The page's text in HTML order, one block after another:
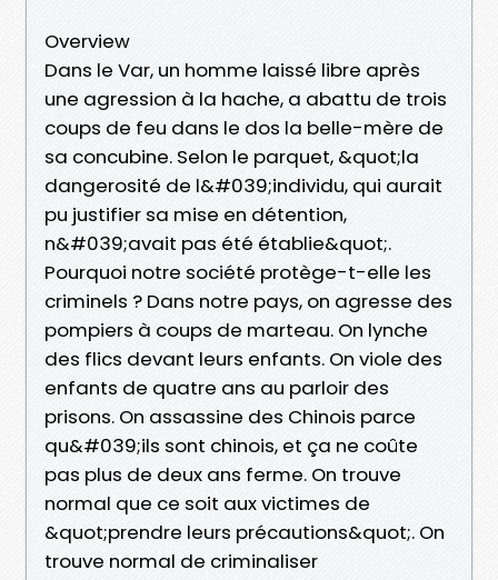
Overview
Dans le Var, un homme laissé libre après
une agression à la hache, a abattu de trois
coups de feu dans le dos la belle-mère de
sa concubine. Selon le parquet, &quot;la
dangerosité de l&#039;individu, qui aurait
pu justifier sa mise en détention,
n&#039;avait pas été établie&quot;.
Pourquoi notre société protège-t-elle les
criminels ? Dans notre pays, on agresse des
pompiers à coups de marteau. On lynche
des flics devant leurs enfants. On viole des
enfants de quatre ans au parloir des
prisons. On assassine des Chinois parce
qu&#039;ils sont chinois, et ça ne coûte
pas plus de deux ans ferme. On trouve
normal que ce soit aux victimes de
&quot;prendre leurs précautions&quot;. On
trouve normal de criminaliser